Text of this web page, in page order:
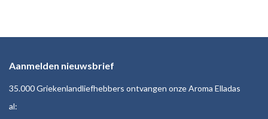
Aanmelden nieuwsbrief
35.000 Griekenlandliefhebbers ontvangen onze Aroma Elladas
al: